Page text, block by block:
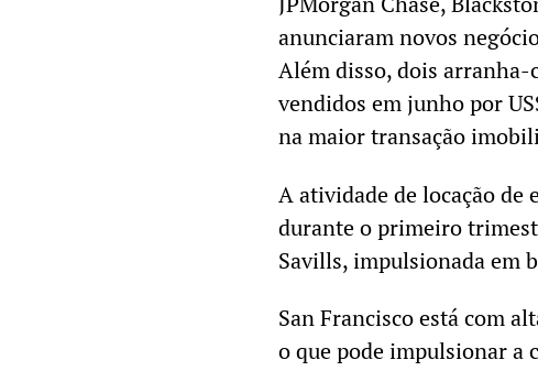
anunciaram novos
Além disso, dois arranha-
vendidos em junho por
na maior transação
A atividade de locação
durante o primeiro
Savills, impulsionada em
San Francisco está com
o que pode impulsionar a